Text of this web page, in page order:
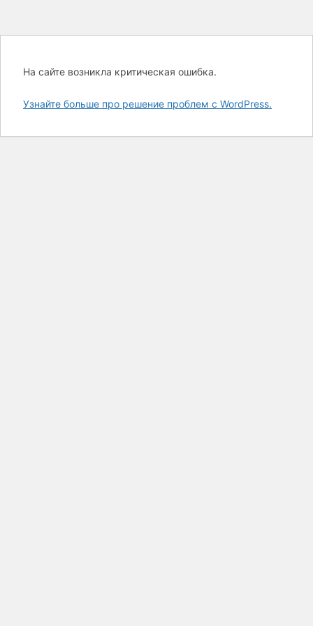
На сайте возникла критическая ошибка.
Узнайте больше про решение проблем с WordPress.